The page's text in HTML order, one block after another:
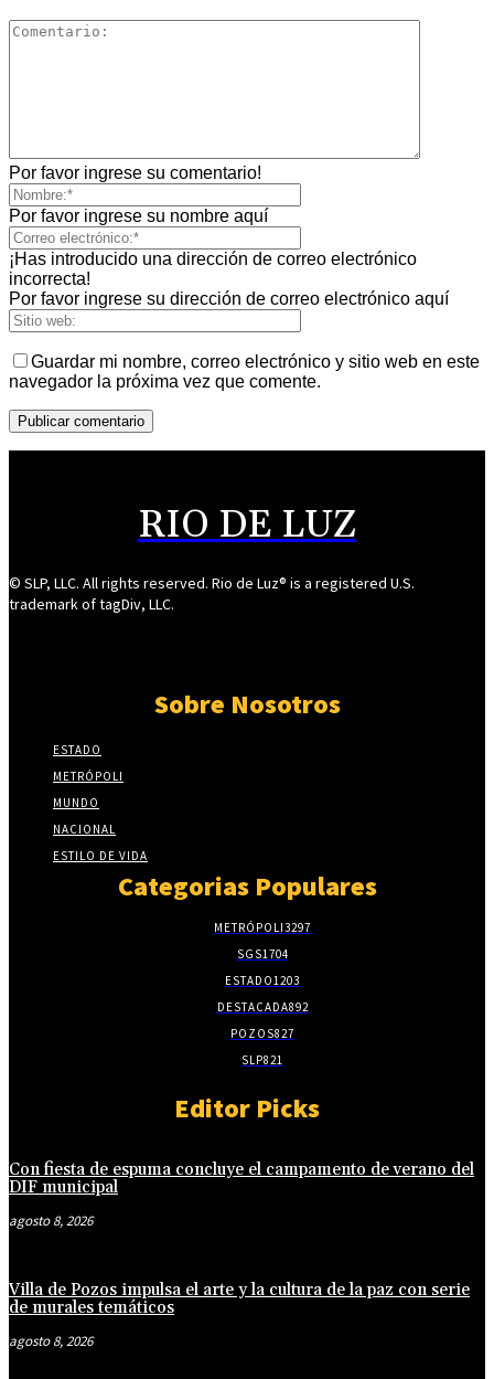
Por favor ingrese su comentario!
Por favor ingrese su nombre aquí
¡Has introducido una dirección de correo electrónico
incorrecta!
Por favor ingrese su dirección de correo electrónico aquí
Guardar mi nombre, correo electrónico y sitio web en este
navegador la próxima vez que comente.
RIO DE LUZ
© SLP, LLC. All rights reserved. Rio de Luz® is a registered U.S.
trademark of tagDiv, LLC.
Sobre Nosotros
ESTADO
METRÓPOLI
MUNDO
NACIONAL
ESTILO DE VIDA
Categorias Populares
METRÓPOLI3297
SGS1704
ESTADO1203
DESTACADA892
POZOS827
SLP821
Editor Picks
Con fiesta de espuma concluye el campamento de verano del
DIF municipal
agosto 8, 2026
Villa de Pozos impulsa el arte y la cultura de la paz con serie
de murales temáticos
agosto 8, 2026